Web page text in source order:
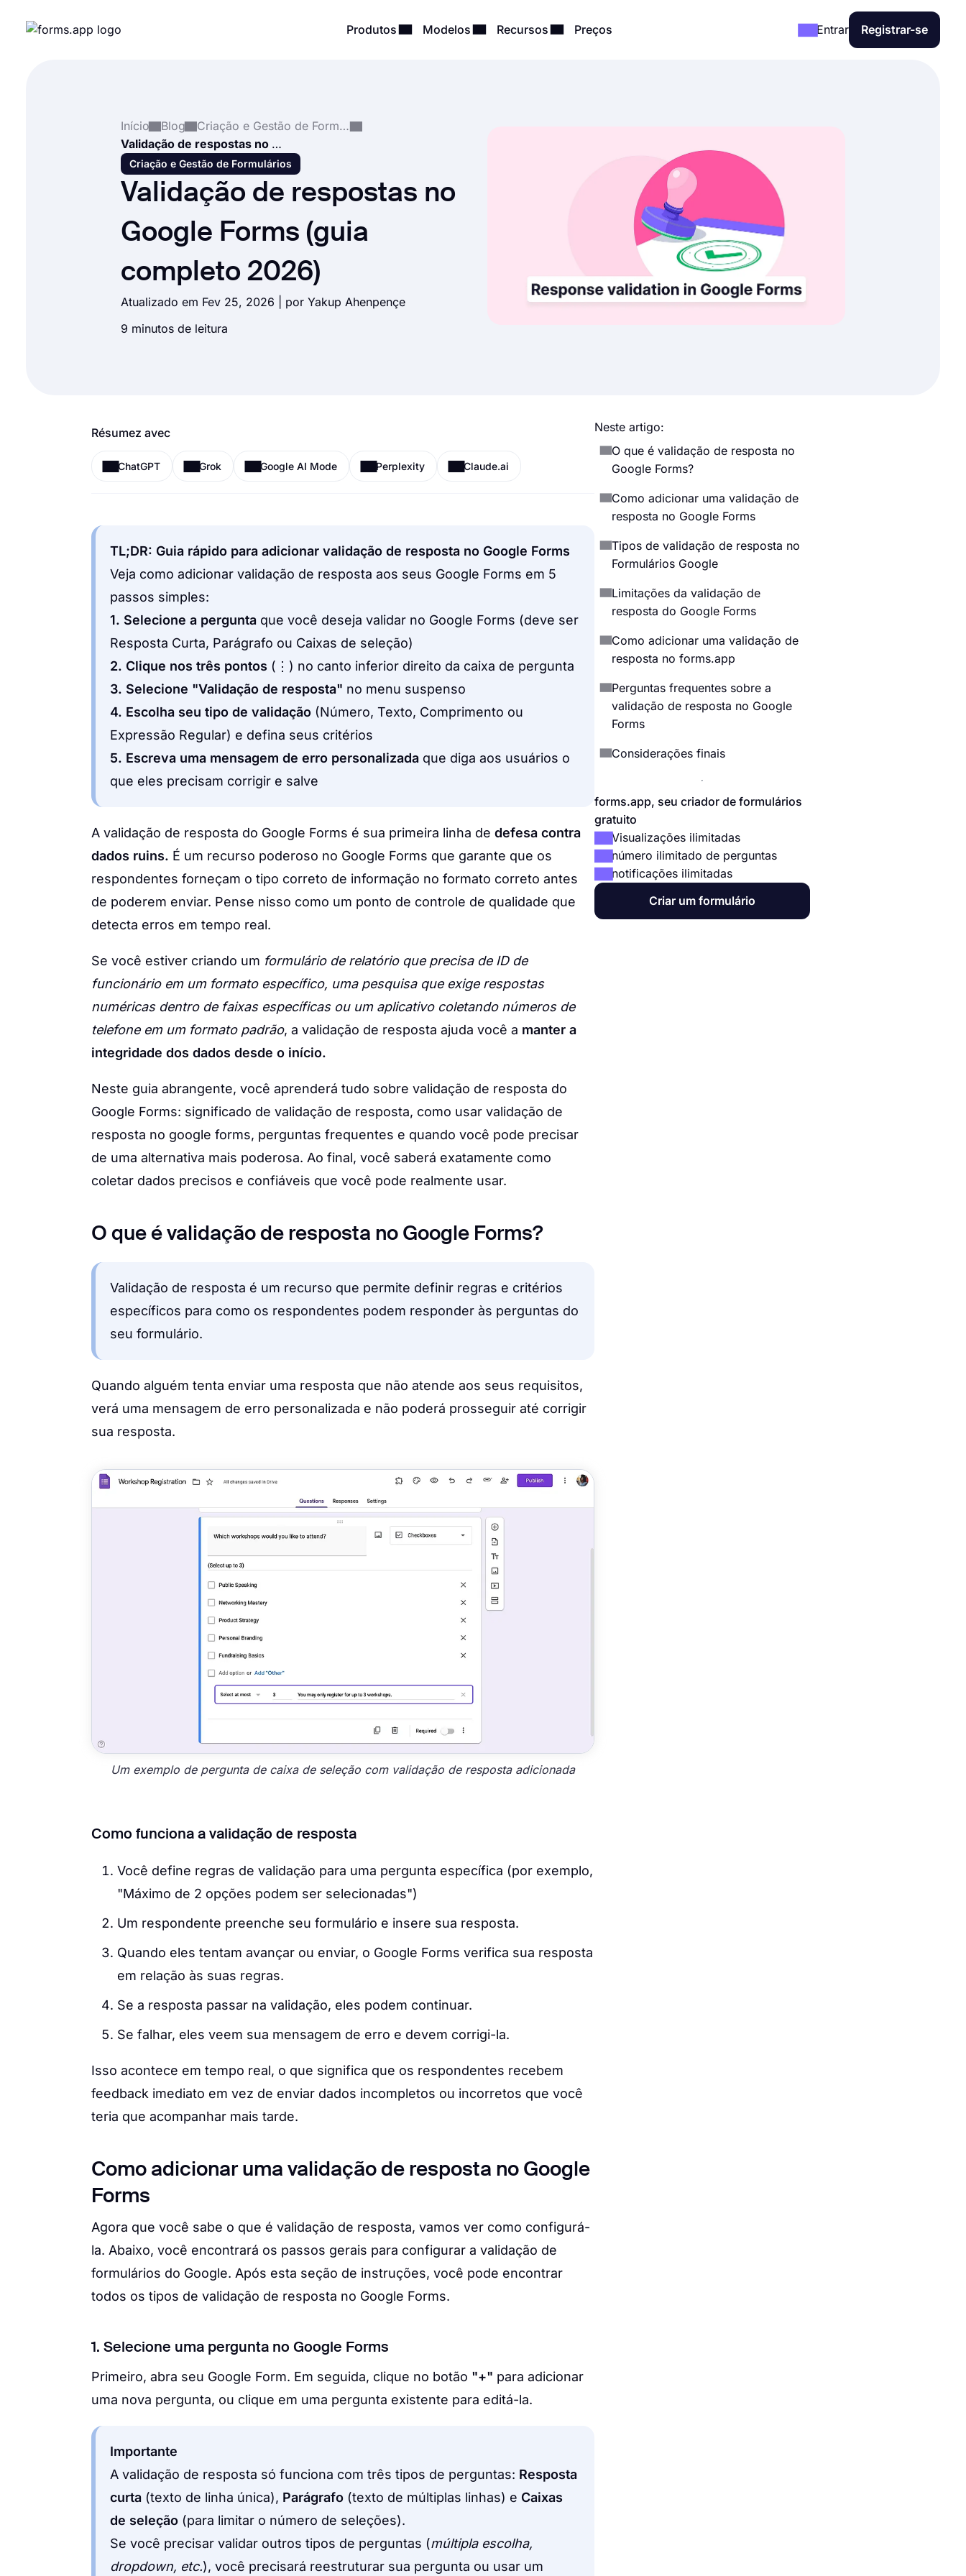
Produtos Modelos Recursos Preços Entrar Registrar-se
Início Blog
Criação e Gestão de Formulários
Validação de respostas no Google Forms (guia completo 2026)
Criação e Gestão de Formulários
Validação de respostas no
Google Forms (guia
completo 2026)
Atualizado em Fev 25, 2026 | por Yakup Ahenpençe
9 minutos de leitura
Résumez avec
ChatGPT Grok Google AI Mode Perplexity Claude.ai
TL;DR: Guia rápido para adicionar validação de resposta no Google Forms
Veja como adicionar validação de resposta aos seus Google Forms em 5
passos simples:
1. Selecione a pergunta que você deseja validar no Google Forms (deve ser
Resposta Curta, Parágrafo ou Caixas de seleção)
2. Clique nos três pontos (⋮) no canto inferior direito da caixa de pergunta
3. Selecione "Validação de resposta" no menu suspenso
4. Escolha seu tipo de validação (Número, Texto, Comprimento ou
Expressão Regular) e defina seus critérios
5. Escreva uma mensagem de erro personalizada que diga aos usuários o
que eles precisam corrigir e salve
A validação de resposta do Google Forms é sua primeira linha de defesa contra
dados ruins. É um recurso poderoso no Google Forms que garante que os
respondentes forneçam o tipo correto de informação no formato correto antes
de poderem enviar. Pense nisso como um ponto de controle de qualidade que
detecta erros em tempo real.
Se você estiver criando um formulário de relatório que precisa de ID de
funcionário em um formato específico, uma pesquisa que exige respostas
numéricas dentro de faixas específicas ou um aplicativo coletando números de
telefone em um formato padrão, a validação de resposta ajuda você a manter a
integridade dos dados desde o início.
Neste guia abrangente, você aprenderá tudo sobre validação de resposta do
Google Forms: significado de validação de resposta, como usar validação de
resposta no google forms, perguntas frequentes e quando você pode precisar
de uma alternativa mais poderosa. Ao final, você saberá exatamente como
coletar dados precisos e confiáveis que você pode realmente usar.
O que é validação de resposta no Google Forms?
Validação de resposta é um recurso que permite definir regras e critérios
específicos para como os respondentes podem responder às perguntas do
seu formulário.
Quando alguém tenta enviar uma resposta que não atende aos seus requisitos,
verá uma mensagem de erro personalizada e não poderá prosseguir até corrigir
sua resposta.
Um exemplo de pergunta de caixa de seleção com validação de resposta adicionada
Como funciona a validação de resposta
Você define regras de validação para uma pergunta específica (por exemplo,
"Máximo de 2 opções podem ser selecionadas")
Um respondente preenche seu formulário e insere sua resposta.
Quando eles tentam avançar ou enviar, o Google Forms verifica sua resposta
em relação às suas regras.
Se a resposta passar na validação, eles podem continuar.
Se falhar, eles veem sua mensagem de erro e devem corrigi-la.
Isso acontece em tempo real, o que significa que os respondentes recebem
feedback imediato em vez de enviar dados incompletos ou incorretos que você
teria que acompanhar mais tarde.
Como adicionar uma validação de resposta no Google
Forms
Agora que você sabe o que é validação de resposta, vamos ver como configurá-
la. Abaixo, você encontrará os passos gerais para configurar a validação de
formulários do Google. Após esta seção de instruções, você pode encontrar
todos os tipos de validação de resposta no Google Forms.
1. Selecione uma pergunta no Google Forms
Primeiro, abra seu Google Form. Em seguida, clique no botão "+" para adicionar
uma nova pergunta, ou clique em uma pergunta existente para editá-la.
Importante
A validação de resposta só funciona com três tipos de perguntas: Resposta
curta (texto de linha única), Parágrafo (texto de múltiplas linhas) e Caixas
de seleção (para limitar o número de seleções).
Se você precisar validar outros tipos de perguntas (múltipla escolha,
dropdown, etc.), você precisará reestruturar sua pergunta ou usar um
Neste artigo:
O que é validação de resposta no
Google Forms?
Como adicionar uma validação de
resposta no Google Forms
Tipos de validação de resposta no
Formulários Google
Limitações da validação de
resposta do Google Forms
Como adicionar uma validação de
resposta no forms.app
Perguntas frequentes sobre a
validação de resposta no Google
Forms
Considerações finais
forms.app, seu criador de formulários
gratuito
Visualizações ilimitadas
número ilimitado de perguntas
notificações ilimitadas
Criar um formulário